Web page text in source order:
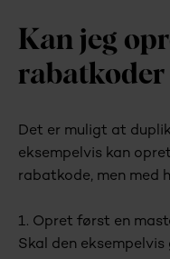
Kan jeg
rabatkoder
Det er muligt at
eksempelvis kan
rabatkode, men med
1. Opret først en
Skal den